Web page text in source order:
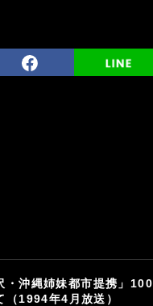
・沖縄姉妹都市提携」100
（1994年4月放送）